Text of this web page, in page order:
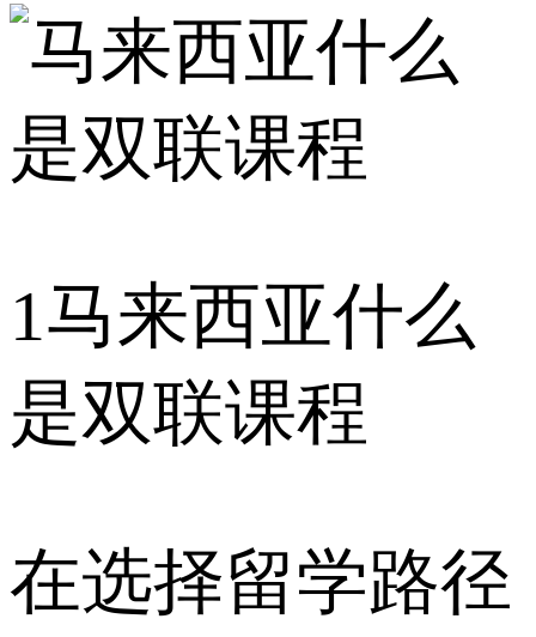
1马来西亚什么
是双联课程
在选择留学路径